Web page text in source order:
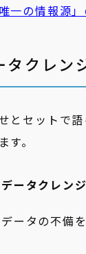
一の情報源
タクレン
とセットで
す。
データクレン
データの不備